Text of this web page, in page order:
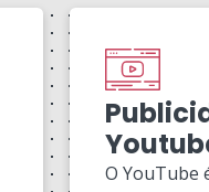
O YouTube